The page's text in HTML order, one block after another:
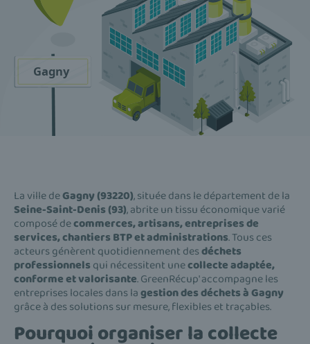
La ville deGagny (93220), située dans le département de la
Seine-Saint-Denis (93), abrite un tissu économique varié
composé decommerces, artisans, entreprises de
services, chantiers BTP et administrations. Tous ces
acteurs génèrent quotidiennement desdéchets
professionnels qui nécessitent unecollecte adaptée,
conforme et valorisante. GreenRécup' accompagne les
entreprises locales dans lagestion des déchets à Gagny
grâce à des solutions sur mesure, flexibles et traçables.
Pourquoi organiser la collecte